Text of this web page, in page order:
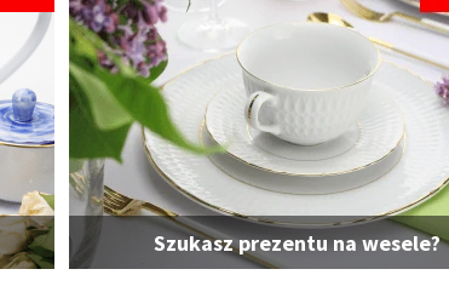
Szukasz prezentu na wesele?